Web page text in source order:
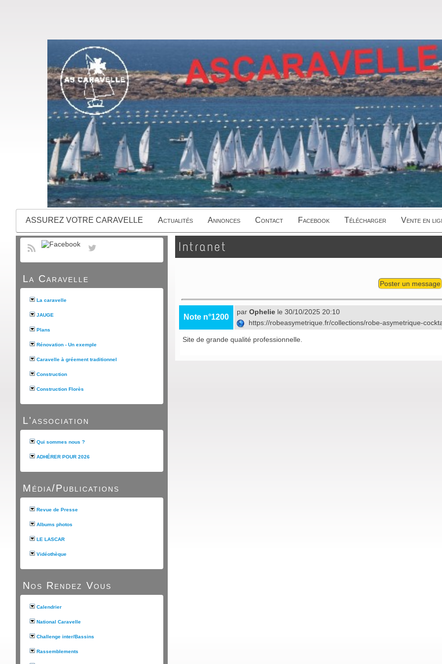
ASSUREZ VOTRE CARAVELLE Actualités Annonces Contact Facebook Télécharger Vente en
La Caravelle
La caravelle
JAUGE
Plans
Rénovation - Un exemple
Caravelle à gréement traditionnel
Construction
Construction Florès
L'association
Qui sommes nous ?
ADHÉRER POUR 2026
Média/Publications
Revue de Presse
Albums photos
LE LASCAR
Vidéothèque
Nos Rendez Vous
Calendrier
National Caravelle
Challenge inter/Bassins
Rassemblements
Intranet
Poster un message
Note n°1200
par Ophelie le 30/10/2025 20:10
https://robeasymetrique.fr/collections/robe-asymetrique-
Site de grande qualité professionnelle.